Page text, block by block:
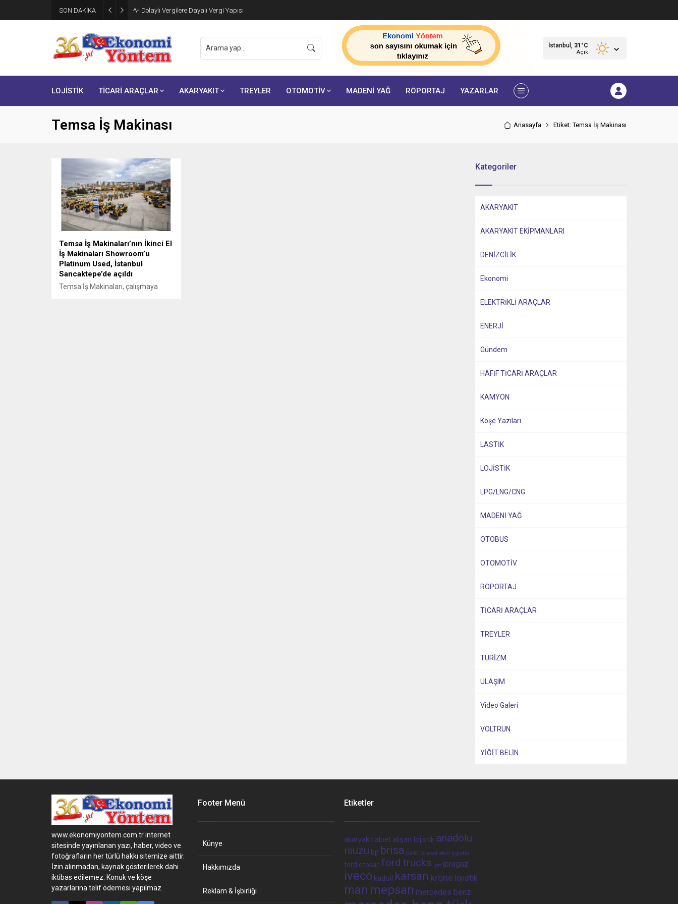
SON DAKİKA Dolaylı Vergilere Dayalı Vergi Yapısı
İstanbul, 31 °C
Açık
LOJİSTİK TİCARİ ARAÇLAR AKARYAKIT TREYLER OTOMOTİV MADENİ YAĞ RÖPORTAJ YAZARLAR
Temsa İş Makinası Anasayfa Etiket: Temsa İş Makinası
Temsa İş Makinaları’nın İkinci El
İş Makinaları Showroom’u
Platinum Used, İstanbul
Sancaktepe’de açıldı
Temsa İş Makinaları, çalışmaya
Kategoriler
AKARYAKIT
AKARYAKIT EKİPMANLARI
DENİZCİLİK
Ekonomi
ELEKTRİKLİ ARAÇLAR
ENERJİ
Gündem
HAFİF TİCARİ ARAÇLAR
KAMYON
Köşe Yazıları
LASTİK
LOJİSTİK
LPG/LNG/CNG
MADENİ YAĞ
OTOBUS
OTOMOTİV
RÖPORTAJ
TİCARİ ARAÇLAR
TREYLER
TURİZM
ULAŞIM
Video Galeri
VOLTRUN
YİĞİT BELİN
www.ekonomiyontem.com.tr internet
sitesinde yayınlanan yazı, haber, video ve
fotoğrafların her türlü hakkı sitemize aittir.
İzin alınmadan, kaynak gösterilerek dahi
iktibas edilemez. Konuk ve köşe
yazarlarına telif ödemesi yapılmaz.
Footer Menü
Künye
Hakkımızda
Reklam & İşbirliği
Etiketler
akaryakıt alpet alışan lojistik anadolu
ısuzu bp brisa castrol ekol ekol lojistik
ford otosan ford trucks iett ipragaz
iveco kadoil karsan krone lojistik
man mepsan mercedes benz